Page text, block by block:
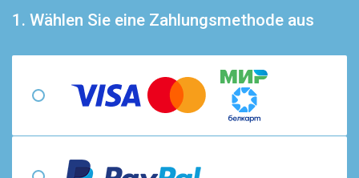
1. Wählen Sie eine Zahlungsmethode aus